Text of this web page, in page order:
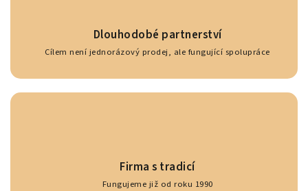
Dlouhodobé partnerství
Cílem není jednorázový prodej, ale fungující spolupráce
Firma s tradicí
Fungujeme již od roku 1990